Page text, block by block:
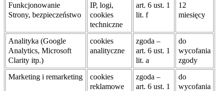
Funkcjonowanie
Strony, bezpieczeństwo
IP, logi,
cookies
techniczne
art. 6 ust. 1
lit. f
12
miesięcy
Analityka (Google
Analytics, Microsoft
Clarity itp.)
cookies
analityczne
zgoda –
art. 6 ust. 1
lit. a
do
wycofania
zgody
Marketing i remarketing
cookies
reklamowe
zgoda –
art. 6 ust. 1
do
wycofania